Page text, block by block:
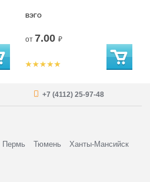
ВЭГО
от 7.00 ₽
+7 (4112) 25-97-48
Пермь Тюмень Ханты-Мансийск